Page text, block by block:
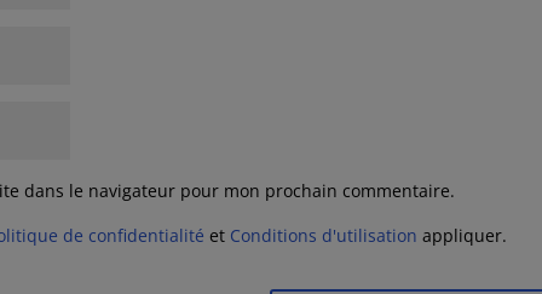
dans le navigateur pour mon prochain commentaire.
de confidentialité et Conditions d'utilisation appliquer.